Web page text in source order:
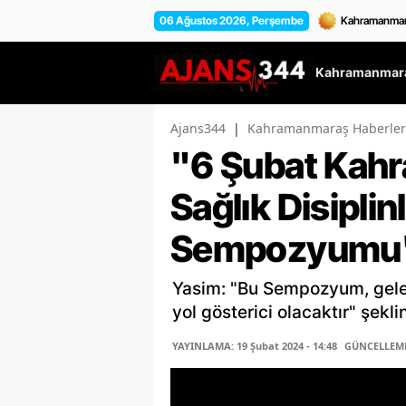
06 Ağustos 2026, Perşembe
Ajans344 | Kahramanmaraş
"6 Şubat
Sağlık
Yasim: "Bu Sempozyum,
yol gösterici olacaktır"
YAYINLAMA: 19 Şubat 2024 - 14:48